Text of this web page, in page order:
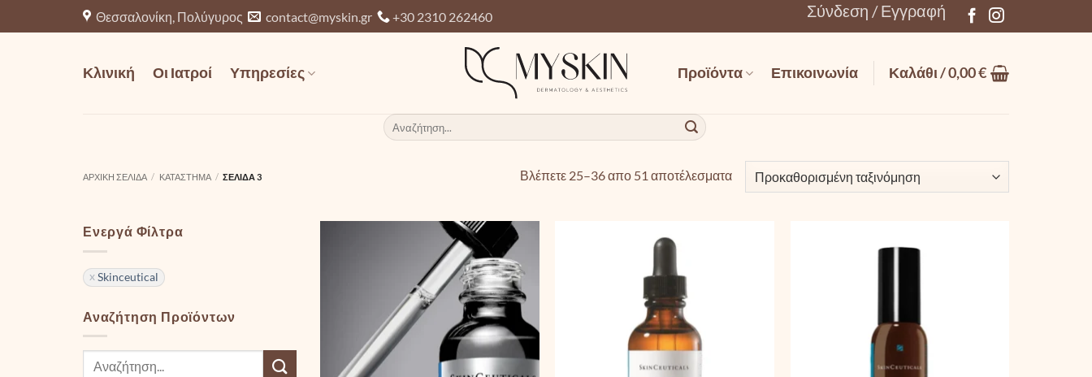
στο
Θεσσαλονίκη, Πολύγυρος contact@myskin.gr +30 2310 262460 Σύνδεση / Εγγραφή
Κλινική Οι Ιατροί Υπηρεσίες Προϊόντα Επικοινωνία Καλάθι /0,00€
Αναζήτηση
για:
ΑΡΧΙΚΉ ΣΕΛΊΔΑ / ΚΑΤΆΣΤΗΜΑ / ΣΕΛΊΔΑ 3 Βλέπετε 25–36 απο 51 αποτέλεσματα
Ενεργά Φίλτρα
Skinceutical
Αναζήτηση Προϊόντων
Αναζήτηση